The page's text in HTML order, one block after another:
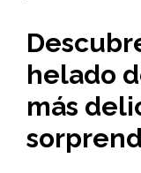
helado
más